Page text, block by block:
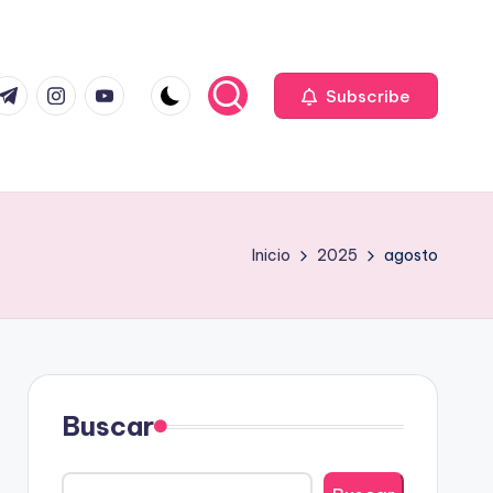
instagram.com
youtube.com Subscribe
Inicio 2025 agosto
Buscar